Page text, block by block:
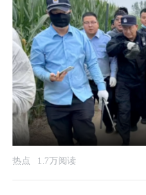
热点 1.7万阅读